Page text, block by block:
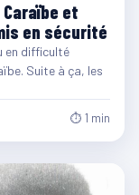
et
en sécurité
en difficulté
Suite à ça, les
⏱ 1 min